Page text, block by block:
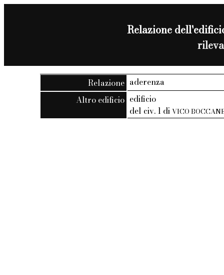
Relazione
Relazione aderenza
Altro edificio edificio
del civ. 1 diVICO